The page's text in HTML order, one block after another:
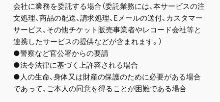
会社に業務を委託する場合（委託業務には、本サービスの注
文処理、商品の配送、請求処理、Eメールの送付、カスタマー
サービス、その他チケット販売事業者やレコード会社等と
連携したサービスの提供などが含まれます。）
●警察など官公署からの要請
●法令法律に基づく上許容される場合
●人の生命、身体又は財産の保護のために必要がある場合
であって、ご本人の同意を得ることが困難である場合